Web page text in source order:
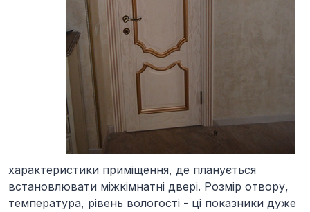
характеристики приміщення, де планується
встановлювати міжкімнатні двері. Розмір отвору,
температура, рівень вологості - ці показники дуже